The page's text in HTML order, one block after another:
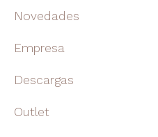
Novedades
Empresa
Descargas
Outlet